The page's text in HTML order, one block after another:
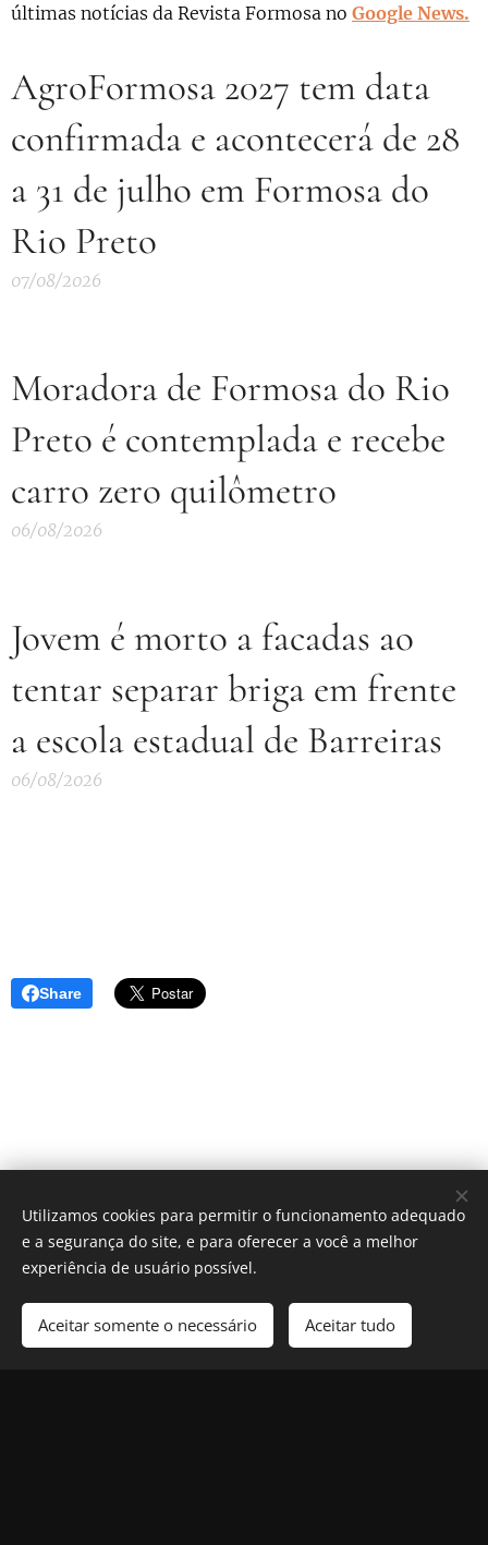
últimas notícias da Revista Formosa no Google News.
AgroFormosa 2027 tem data
confirmada e acontecerá de 28
a 31 de julho em Formosa do
Rio Preto
07/08/2026
Moradora de Formosa do Rio
Preto é contemplada e recebe
carro zero quilômetro
06/08/2026
Jovem é morto a facadas ao
tentar separar briga em frente
a escola estadual de Barreiras
06/08/2026
Share
Cookies
Utilizamos cookies para permitir o funcionamento adequado
e a segurança do site, e para oferecer a você a melhor
experiência de usuário possível.
Aceitar somente o necessário Aceitar tudo